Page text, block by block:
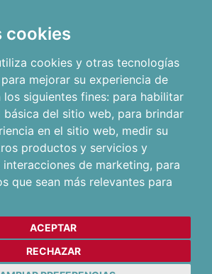
cookies
cookies y otras tecnologías
mejorar su experiencia de
siguientes fines: para habilitar
básica del sitio web, para brindar
en el sitio web, medir su
productos y servicios y
interacciones de marketing, para
que sean más relevantes para
ACEPTAR
RECHAZAR